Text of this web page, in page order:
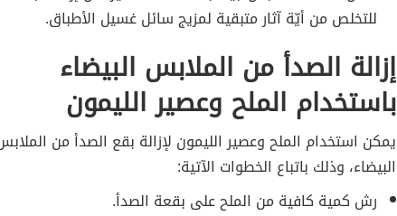
للتخلص من أيّة آثار متبقية لمزيج سائل غسيل الأطباق.
إزالة الصدأ من الملابس البيضاء
باستخدام الملح وعصير الليمون
يمكن استخدام الملح وعصير الليمون لإزالة بقع الصدأ من
البيضاء، وذلك باتباع الخطوات الآتية:
رش كمية كافية من الملح على بقعة الصدأ.